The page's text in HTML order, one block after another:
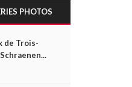
PHOTOS
de Trois-